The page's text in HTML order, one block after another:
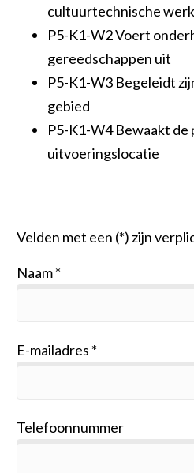
cultuurtechnische
P5-K1-W2 Voert
gereedschappen uit
P5-K1-W3 Begeleidt
gebied
P5-K1-W4 Bewaakt de
uitvoeringslocatie
Velden met een (*) zijn
Naam
E-mailadres
Telefoonnummer